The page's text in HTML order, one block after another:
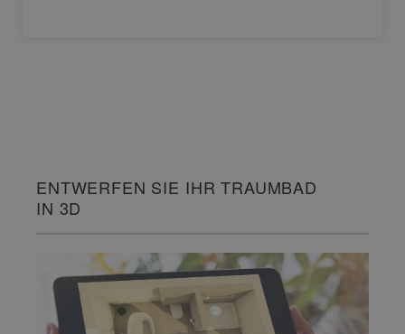
ENTWERFEN SIE IHR TRAUMBAD
IN 3D